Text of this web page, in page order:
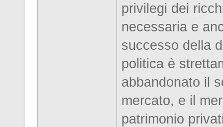
privilegi dei
necessaria e
successo della
politica è
abbandonato il
mercato, e il
patrimonio